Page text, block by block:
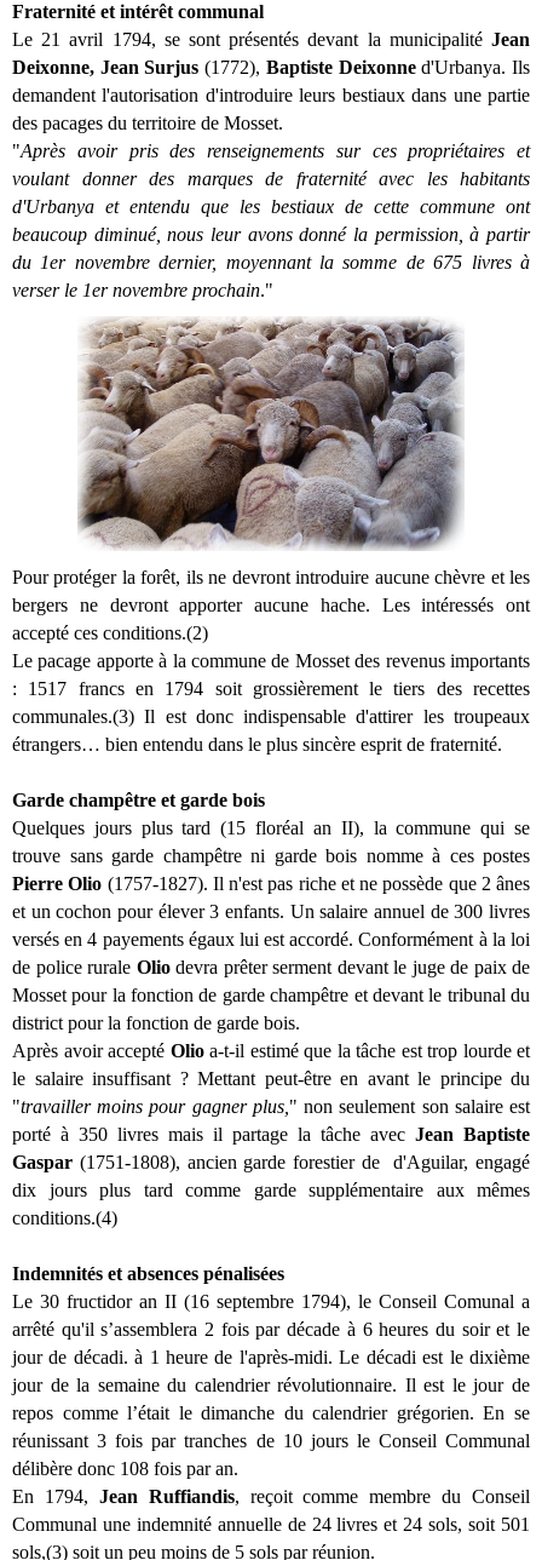
Fraternité et intérêt communal
Le 21 avril 1794, se sont présentés devant la municipalité Jean
Deixonne, Jean Surjus(1772), Baptiste Deixonned'Urbanya. Ils
demandent l'autorisation d'introduire leurs bestiaux dans une partie
des pacages du territoire de Mosset.
"Après avoir pris des renseignements sur ces propriétaires et
voulant donner des marques de fraternité avec les habitants
d'Urbanya et entendu que les bestiaux de cette commune ont
beaucoup diminué, nous leur avons donné la permission, à partir
du 1er novembre dernier, moyennant la somme de 675 livres à
verser le 1er novembre prochain."
Pour protéger la forêt, ils ne devront introduire aucune chèvre et les
bergers ne devront apporter aucune hache. Les intéressés ont
accepté ces conditions.(2)
Le pacage apporte à la commune de Mosset des revenus importants
: 1517 francs en 1794 soit grossièrement le tiers des recettes
communales.(3) Il est donc indispensable d'attirer les troupeaux
étrangers… bien entendu dans le plus sincère esprit de fraternité.
Garde champêtre et garde bois
Quelques jours plus tard (15 floréal an II), la commune qui se
trouve sans garde champêtre ni garde bois nomme à ces postes
Pierre Olio (1757-1827). Il n'est pas riche et ne possède que 2 ânes
et un cochon pour élever 3 enfants. Un salaire annuel de 300 livres
versés en 4 payements égaux lui est accordé. Conformément à la loi
de police rurale Oliodevra prêter serment devant le juge de paix de
Mosset pour la fonction de garde champêtre et devant le tribunal du
district pour la fonction de garde bois.
Après avoir accepté Olioa-t-il estimé que la tâche est trop lourde et
le salaire insuffisant ? Mettant peut-être en avant le principe du
"travailler moins pour gagner plus, " non seulement son salaire est
porté à 350 livres mais il partage la tâche avec Jean Baptiste
Gaspar (1751-1808), ancien garde forestier de d'Aguilar, engagé
dix jours plus tard comme garde supplémentaire aux mêmes
conditions.(4)
Indemnités et absences pénalisées
Le 30 fructidor an II (16 septembre 1794), le Conseil Comunal a
arrêté qu'il s’assemblera 2 fois par décade à 6 heures du soir et le
jour de décadi. à 1 heure de l'après-midi. Le décadi est le dixième
jour de la semaine du calendrier révolutionnaire. Il est le jour de
repos comme l’était le dimanche du calendrier grégorien. En se
réunissant 3 fois par tranches de 10 jours le Conseil Communal
délibère donc 108 fois par an.
En 1794, Jean Ruffiandis, reçoit comme membre du Conseil
Communal une indemnité annuelle de 24 livres et 24 sols, soit 501
sols,(3) soit un peu moins de 5 sols par réunion.